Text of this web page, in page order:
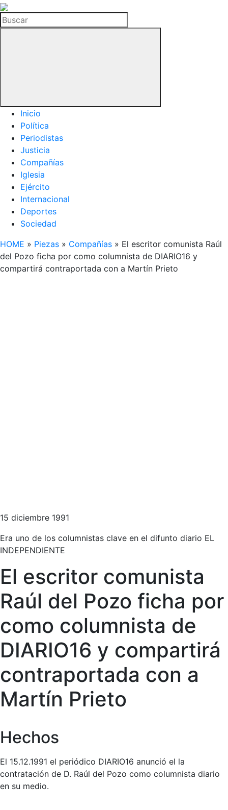
La
Hemeroteca
del
Buscar
Inicio
Política
Periodistas
Justicia
Compañías
Iglesia
Ejército
Internacional
Deportes
Sociedad
HOME » Piezas » Compañías » El escritor comunista Raúl
del Pozo ficha por como columnista de DIARIO16 y
compartirá contraportada con a Martín Prieto
15 diciembre 1991
Era uno de los columnistas clave en el difunto diario EL
INDEPENDIENTE
El escritor comunista
Raúl del Pozo ficha por
como columnista de
DIARIO16 y compartirá
contraportada con a
Martín Prieto
Hechos
El 15.12.1991 el periódico DIARIO16 anunció el la
contratación de D. Raúl del Pozo como columnista diario
en su medio.